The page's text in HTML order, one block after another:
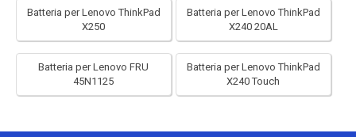
Batteria per Lenovo ThinkPad
X250
Batteria per Lenovo ThinkPad
X240 20AL
Batteria per Lenovo FRU
45N1125
Batteria per Lenovo ThinkPad
X240 Touch